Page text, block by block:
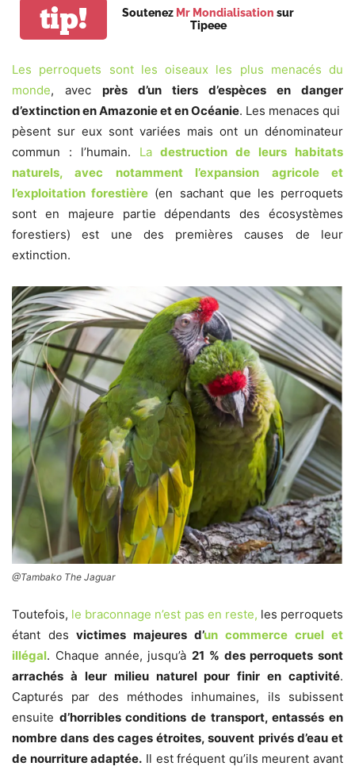
tip! Soutenez Mr Mondialisation sur
Tipeee
Les perroquets sont les oiseaux les plus menacés du
monde, avec près d’un tiers d’espèces en danger
d’extinction en Amazonieet en Océanie. Les menaces qui
pèsent sur eux sont variées mais ont un dénominateur
commun : l’humain. Ladestruction de leurs habitats
naturels, avec notamment l’expansion agricole et
l’exploitation forestière (en sachant que les perroquets
sont en majeure partie dépendants des écosystèmes
forestiers) est une des premières causes de leur
extinction.
@Tambako The Jaguar
Toutefois, le braconnage n’est pas en reste, les perroquets
étant des victimes majeures d’un commerce cruel et
illégal. Chaque année, jusqu’à 21 % des perroquets sont
arrachés à leur milieu naturel pour finir en captivité.
Capturés par des méthodes inhumaines, ils subissent
ensuite d’horribles conditions de transport, entassés en
nombre dans des cages étroites, souvent privés d’eau et
de nourriture adaptée. Il est fréquent qu’ils meurent avant